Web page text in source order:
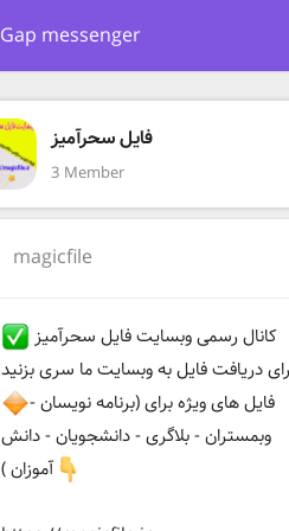
Gap messenger
فایل سحرآمیز
3 Member
magicfile
کانال رسمی وبسایت فایل سحرآمیز
دریافت فایل به وبسایت ما سری بزنید
فایل های ویژه برای (برنامه نویسان -
وبمستران - بلاگری - دانشجویان - دانش
آموزان )